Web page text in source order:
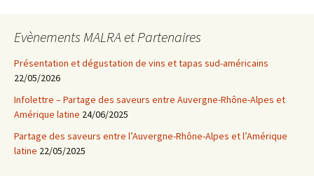
articles
Evènements MALRA et Partenaires
Présentation et dégustation de vins et tapas sud-américains
22/05/2026
Infolettre – Partage des saveurs entre Auvergne-Rhône-Alpes et
Amérique latine 24/06/2025
Partage des saveurs entre l’Auvergne-Rhône-Alpes et l’Amérique
latine 22/05/2025